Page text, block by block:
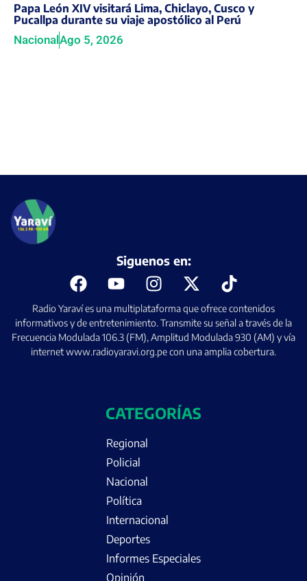
Papa León XIV visitará Lima, Chiclayo, Cusco y
Pucallpa durante su viaje apostólico al Perú
NacionalAgo 5, 2026
Radio Yaraví es una multiplataforma que ofrece contenidos
informativos y de entretenimiento. Transmite su señal a través de la
Frecuencia Modulada 106.3 (FM), Amplitud Modulada 930 (AM) y vía
internet www.radioyaravi.org.pe con una amplia cobertura.
Siguenos en:
CATEGORÍAS
Regional
Policial
Nacional
Política
Internacional
Deportes
Informes Especiales
Opinión